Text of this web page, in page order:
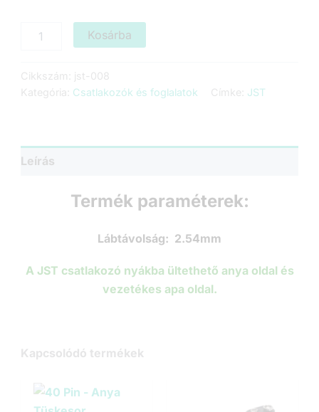
Csatlakozó
2p
Nyákba
2.54mm
Kosárba
Cikkszám:
jst-008
Kategória: Csatlakozók és foglalatok Címke: JST
Leírás
Termék paraméterek:
Lábtávolság: 2.54mm
A JST csatlakozó nyákba ültethető anya oldal és
vezetékes apa oldal.
Kapcsolódó termékek